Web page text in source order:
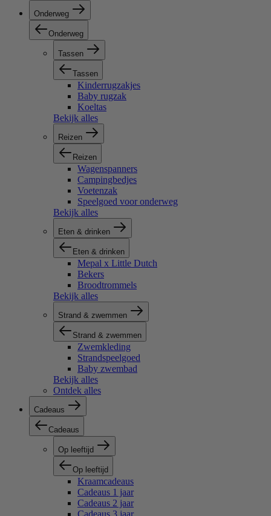
Onderweg
Onderweg
Tassen
Tassen
Kinderrugzakjes
Baby rugzak
Koeltas
Bekijk alles
Reizen
Reizen
Wagenspanners
Campingbedjes
Voetenzak
Speelgoed voor onderweg
Bekijk alles
Eten & drinken
Eten & drinken
Mepal x Little Dutch
Bekers
Broodtrommels
Bekijk alles
Strand & zwemmen
Strand & zwemmen
Zwemkleding
Strandspeelgoed
Baby zwembad
Bekijk alles
Ontdek alles
Cadeaus
Cadeaus
Op leeftijd
Op leeftijd
Kraamcadeaus
Cadeaus 1 jaar
Cadeaus 2 jaar
Cadeaus 3 jaar